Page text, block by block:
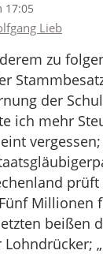
17:05
Lieb
zu
der
ich mehr
Millionen
beißen
Lohndrücker;